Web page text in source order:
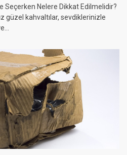
Seçerken Nelere Dikkat Edilmelidir?
güzel kahvaltılar, sevdiklerinizle